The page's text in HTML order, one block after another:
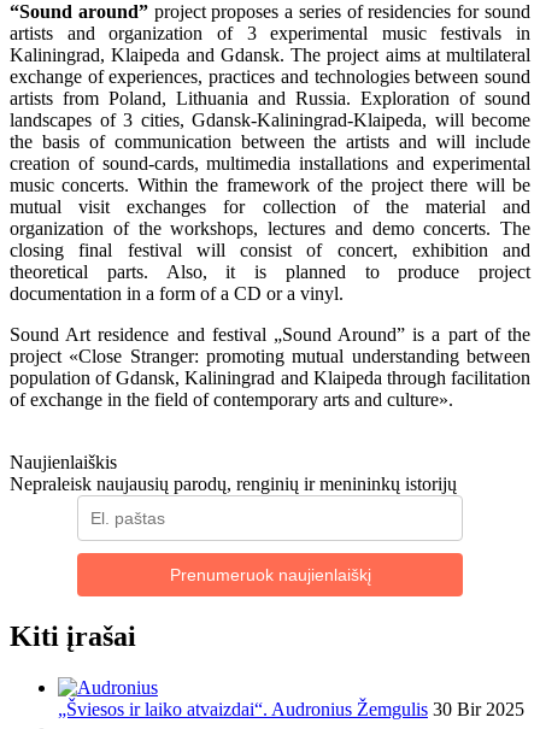
“Sound around”project proposes a series of residencies for sound
artists and organization of 3 experimental music festivals in
Kaliningrad, Klaipeda and Gdansk. The project aims at multilateral
exchange of experiences, practices and technologies between sound
artists from Poland, Lithuania and Russia. Exploration of sound
landscapes of 3 cities, Gdansk-Kaliningrad-Klaipeda, will become
the basis of communication between the artists and will include
creation of sound-cards, multimedia installations and experimental
music concerts. Within the framework of the project there will be
mutual visit exchanges for collection of the material and
organization of the workshops, lectures and demo concerts. The
closing final festival will consist of concert, exhibition and
theoretical parts. Also, it is planned to produce project
documentation in a form of a CD or a vinyl.
Sound Art residence and festival „Sound Around” is a part of the
project «Close Stranger: promoting mutual understanding between
population of Gdansk, Kaliningrad and Klaipeda through facilitation
of exchange in the field of contemporary arts and culture».
Naujienlaiškis
Nepraleisk naujausių parodų, renginių ir menininkų istorijų
Prenumeruok naujienlaiškį
Kiti įrašai
„Šviesos ir laiko atvaizdai“. Audronius Žemgulis 30 Bir 2025